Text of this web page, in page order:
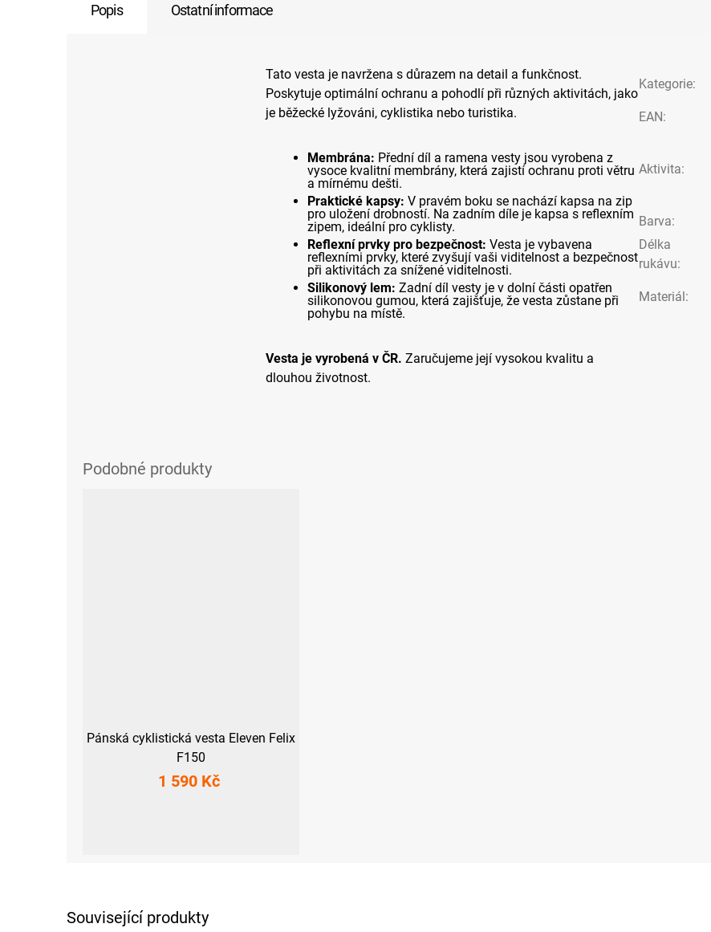
Související produkty
Popis Ostatní informace
Tato vesta je navržena s důrazem na detail a funkčnost.
Poskytuje optimální ochranu a pohodlí při různých aktivitách, jako
je běžecké lyžováni, cyklistika nebo turistika.
Membrána: Přední díl a ramena vesty jsou vyrobena z
vysoce kvalitní membrány, která zajistí ochranu proti větru
a mírnému dešti.
Praktické kapsy: V pravém boku se nachází kapsa na zip
pro uložení drobností. Na zadním díle je kapsa s reflexním
zipem, ideální pro cyklisty.
Reflexní prvky pro bezpečnost: Vesta je vybavena
reflexními prvky, které zvyšují vaši viditelnost a bezpečnost
při aktivitách za snížené viditelnosti.
Silikonový lem: Zadní díl vesty je v dolní části opatřen
silikonovou gumou, která zajišťuje, že vesta zůstane při
pohybu na místě.
Vesta je vyrobená v ČR. Zaručujeme její vysokou kvalitu a
dlouhou životnost.
Kategorie:
EAN:
Aktivita:
Barva:
Délka
rukávu:
Materiál:
Pánská cyklistická vesta Eleven Felix
F150
1 590 Kč